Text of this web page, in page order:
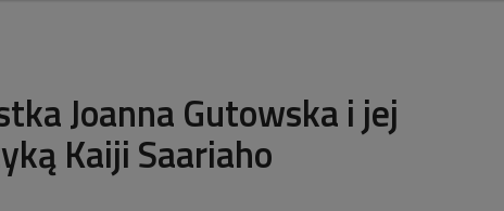
Joanna Gutowska i jej
Kaiji Saariaho